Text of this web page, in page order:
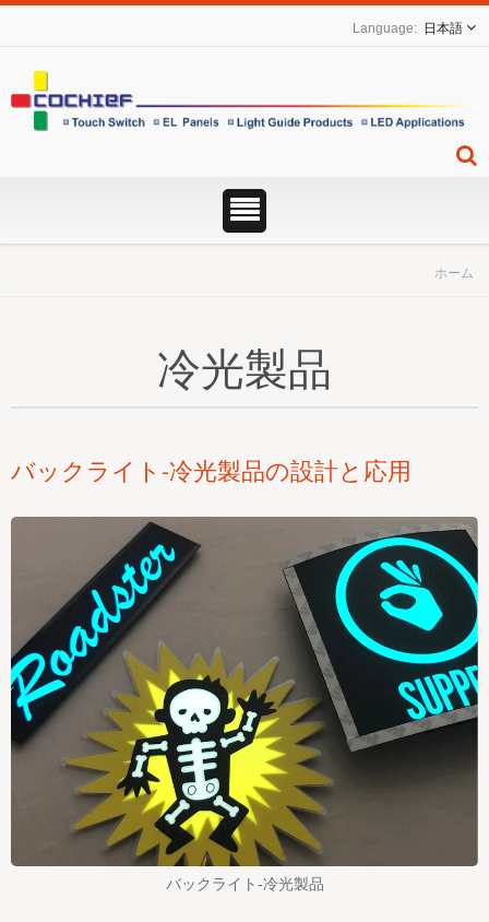
日本語
ホーム
冷光製品
バックライト-冷光製品の設計と応用
バックライト-冷光製品